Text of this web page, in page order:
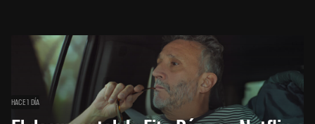
HACE 1 DÍA